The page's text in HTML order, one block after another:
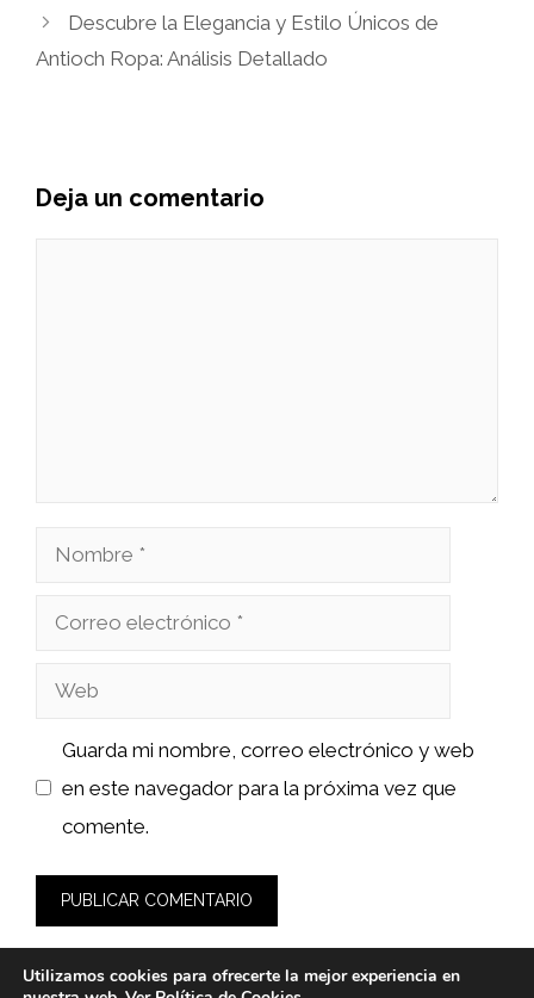
Descubre la Elegancia y Estilo Únicos de
Antioch Ropa: Análisis Detallado
Deja un comentario
Nombre
Correo
Web
Guarda mi nombre, correo electrónico y web
en este navegador para la próxima vez que
comente.
Utilizamos cookies para ofrecerte la mejor experiencia en